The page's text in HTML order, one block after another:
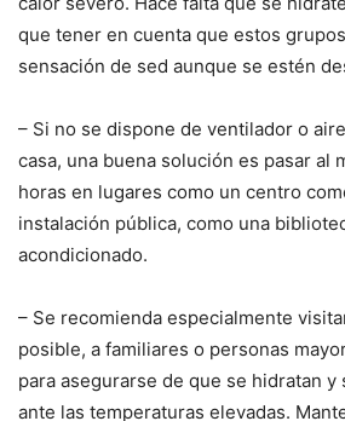
que tener en cuenta que estos
sensación de sed aunque se estén
– Si no se dispone de ventilador o
casa, una buena solución es pasar al
horas en lugares como un centro
instalación pública, como una
acondicionado.
– Se recomienda especialmente
posible, a familiares o personas
para asegurarse de que se hidratan
ante las temperaturas elevadas.